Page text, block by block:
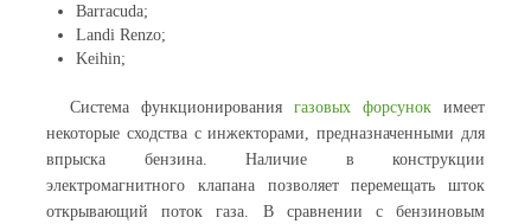
Barracuda;
Landi Renzo;
Keihin;
Система функционирования газовых форсунок имеет
некоторые сходства с инжекторами, предназначенными для
впрыска бензина. Наличие в конструкции
электромагнитного клапана позволяет перемещать шток
открывающий поток газа. В сравнении с бензиновым